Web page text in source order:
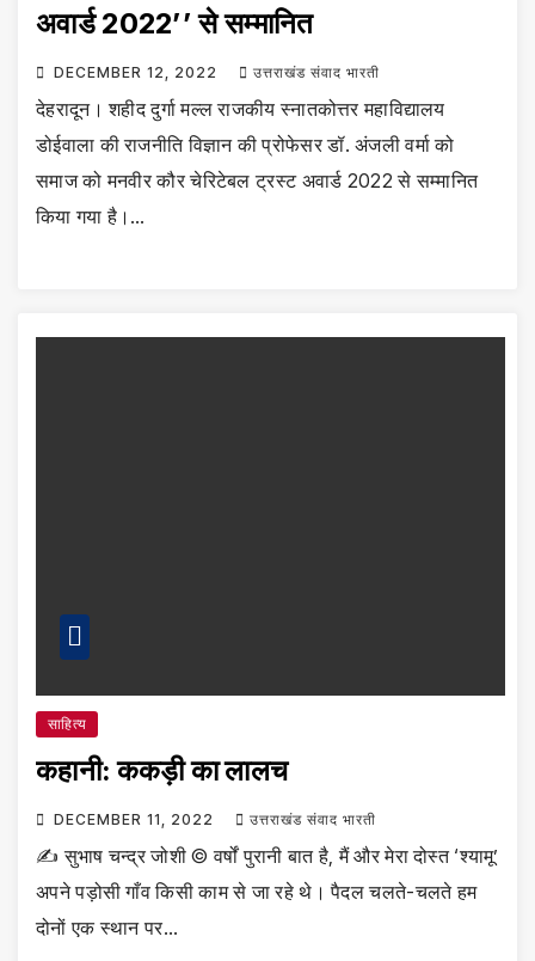
अवार्ड 2022’’ से सम्मानित
DECEMBER 12, 2022 उत्तराखंड संवाद भारती
देहरादून। शहीद दुर्गा मल्ल राजकीय स्नातकोत्तर महाविद्यालय
डोईवाला की राजनीति विज्ञान की प्रोफेसर डॉ. अंजली वर्मा को
समाज को मनवीर कौर चेरिटेबल ट्रस्ट अवार्ड 2022 से सम्मानित
किया गया है।…
साहित्य
कहानी: ककड़ी का लालच
DECEMBER 11, 2022 उत्तराखंड संवाद भारती
✍️ सुभाष चन्द्र जोशी © वर्षों पुरानी बात है, मैं और मेरा दोस्त ‘श्यामू’
अपने पड़ोसी गाँव किसी काम से जा रहे थे। पैदल चलते-चलते हम
दोनों एक स्थान पर…